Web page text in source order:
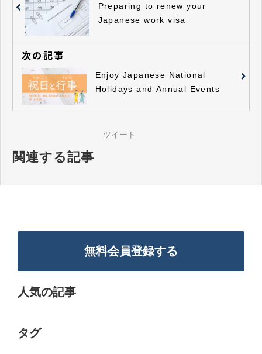
Preparing to renew your
Japanese work visa
次の記事
Enjoy Japanese National
Holidays and Annual Events
ツイート
関連する記事
無料会員登録する
人気の記事
タグ